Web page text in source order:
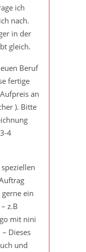
ich
nach.
in der
gleich.
Beruf
fertige
an
). Bitte
4
ein
z.B
mit nini
Dieses
und